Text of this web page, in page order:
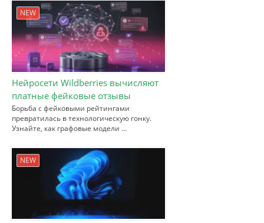
NEW
Нейросети Wildberries вычисляют
платные фейковые отзывы
Борьба с фейковыми рейтингами
превратилась в технологическую гонку.
Узнайте, как графовые модели …
NEW